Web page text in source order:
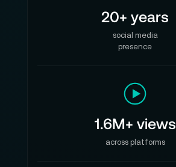
20+ years
social media
presence
1.6M+ views
across platforms